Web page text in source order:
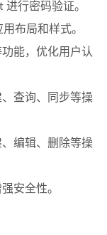
行密码验证。
布局和样式。
能，优化用户认
查询、同步等操
编辑、删除等操
安全性。